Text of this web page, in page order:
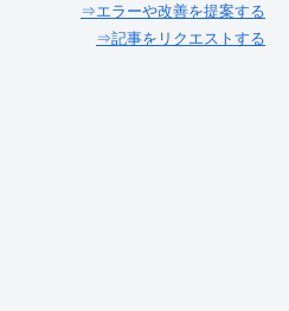
⇒エラーや改善を提案する
⇒記事をリクエストする